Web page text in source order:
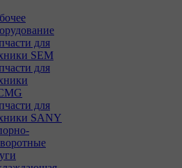
для
SEM
для
для
SANY